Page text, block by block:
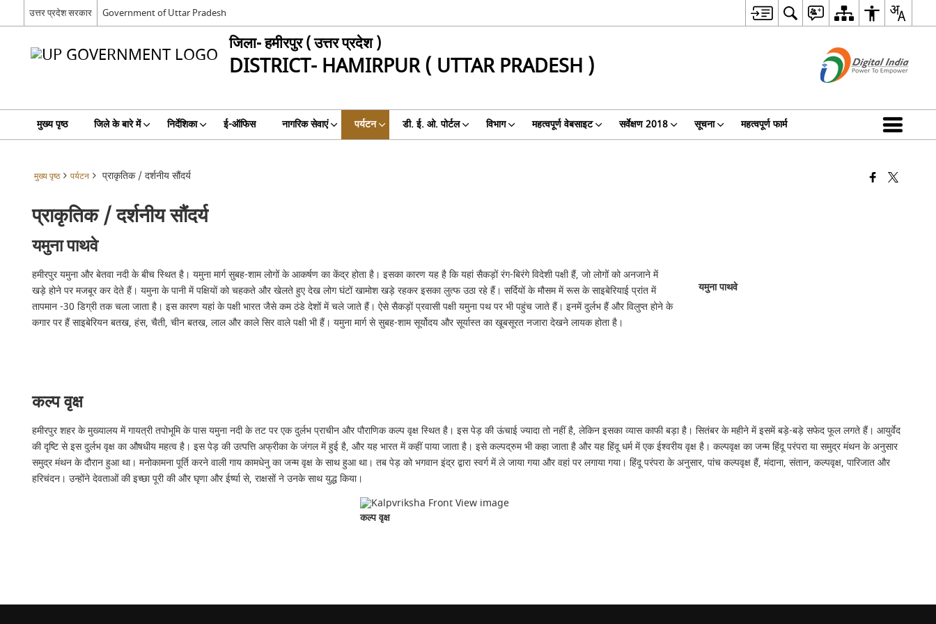
उत्तर प्रदेश सरकार Government of Uttar Pradesh
जिला- हमीरपुर ( उत्तर प्रदेश )
DISTRICT- HAMIRPUR ( UTTAR PRADESH )
मुख्य पृष्ठ जिले के बारे में निर्देशिका ई-ऑफिस नागरिक सेवाएं पर्यटन डी. ई. ओ. पोर्टल विभाग महत्वपूर्ण वेबसाइट सर्वेक्षण 2018 सूचना महत्वपूर्ण फार्म
मुख्य पृष्ठ पर्यटन प्राकृतिक / दर्शनीय सौंदर्य
प्राकृतिक / दर्शनीय सौंदर्य
यमुना पाथवे
यमुना पाथवे
हमीरपुर यमुना और बेतवा नदी के बीच स्थित है। यमुना मार्ग सुबह-शाम लोगों के आकर्षण का केंद्र होता है। इसका कारण यह है कि यहां सैकड़ों रंग-बिरंगे विदेशी पक्षी हैं, जो लोगों को अनजाने में
खड़े होने पर मजबूर कर देते हैं। यमुना के पानी में पक्षियों को चहकते और खेलते हुए देख लोग घंटों खामोश खड़े रहकर इसका लुत्फ उठा रहे हैं। सर्दियों के मौसम में रूस के साइबेरियाई प्रांत में
तापमान -30 डिग्री तक चला जाता है। इस कारण यहां के पक्षी भारत जैसे कम ठंडे देशों में चले जाते हैं। ऐसे सैकड़ों प्रवासी पक्षी यमुना पथ पर भी पहुंच जाते हैं। इनमें दुर्लभ हैं और विलुप्त होने के
कगार पर हैं साइबेरियन बतख, हंस, चैती, चीन बतख, लाल और काले सिर वाले पक्षी भी हैं। यमुना मार्ग से सुबह-शाम सूर्योदय और सूर्यास्त का खूबसूरत नजारा देखने लायक होता है।
कल्प वृक्ष
हमीरपुर शहर के मुख्यालय में गायत्री तपोभूमि के पास यमुना नदी के तट पर एक दुर्लभ प्राचीन और पौराणिक कल्प वृक्ष स्थित है। इस पेड़ की ऊंचाई ज्यादा तो नहीं है, लेकिन इसका व्यास काफी बड़ा है। सितंबर के महीने में इसमें बड़े-बड़े सफेद फूल लगते हैं। आयुर्वेद
की दृष्टि से इस दुर्लभ वृक्ष का औषधीय महत्व है। इस पेड़ की उत्पत्ति अफ्रीका के जंगल में हुई है, और यह भारत में कहीं पाया जाता है। इसे कल्पद्रुम भी कहा जाता है और यह हिंदू धर्म में एक ईश्वरीय वृक्ष है। कल्पवृक्ष का जन्म हिंदू परंपरा या समुद्र मंथन के अनुसार
समुद्र मंथन के दौरान हुआ था। मनोकामना पूर्ति करने वाली गाय कामधेनु का जन्म वृक्ष के साथ हुआ था। तब पेड़ को भगवान इंद्र द्वारा स्वर्ग में ले जाया गया और वहां पर लगाया गया। हिंदू परंपरा के अनुसार, पांच कल्पवृक्ष हैं, मंदाना, संतान, कल्पवृक्ष, पारिजात और
हरिचंदन। उन्होंने देवताओं की इच्छा पूरी की और घृणा और ईर्ष्या से, राक्षसों ने उनके साथ युद्ध किया।
कल्प वृक्ष